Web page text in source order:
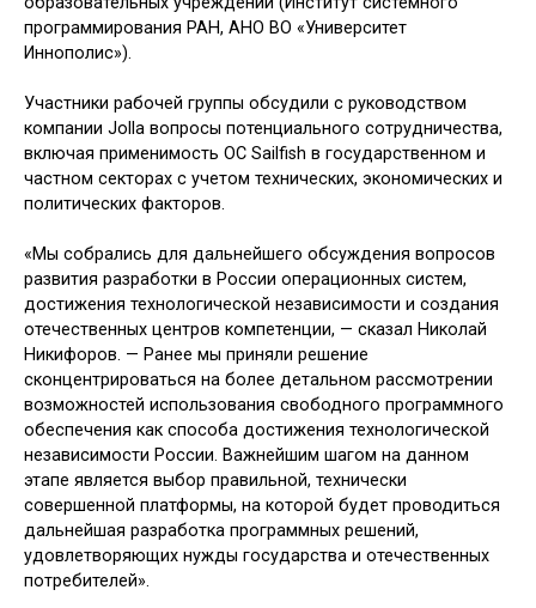
программирования РАН, АНО ВО «Университет
Иннополис»).
Участники рабочей группы обсудили с руководством
компании Jolla вопросы потенциального сотрудничества,
включая применимость ОС Sailfish в государственном и
частном секторах с учетом технических, экономических и
политических факторов.
«Мы собрались для дальнейшего обсуждения вопросов
развития разработки в России операционных систем,
достижения технологической независимости и создания
отечественных центров компетенции, — сказал Николай
Никифоров. — Ранее мы приняли решение
сконцентрироваться на более детальном рассмотрении
возможностей использования свободного программного
обеспечения как способа достижения технологической
независимости России. Важнейшим шагом на данном
этапе является выбор правильной, технически
совершенной платформы, на которой будет проводиться
дальнейшая разработка программных решений,
удовлетворяющих нужды государства и отечественных
потребителей».